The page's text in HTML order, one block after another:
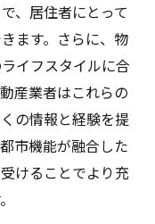
場の理解
住まい方
す方法
の選び方
す定期借家契約
、居住者にとって
ます。さらに、物
イフスタイルに合
産業者はこれらの
の情報と経験を提
市機能が融合した
けることでより充